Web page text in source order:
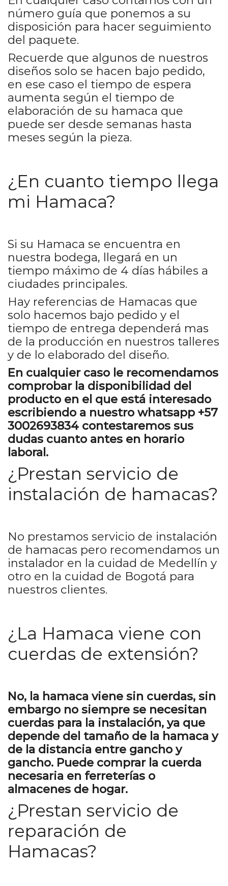
número guía que ponemos a su
disposición para hacer seguimiento
del paquete.
Recuerde que algunos de nuestros
diseños solo se hacen bajo pedido,
en ese caso el tiempo de espera
aumenta según el tiempo de
elaboración de su hamaca que
puede ser desde semanas hasta
meses según la pieza.
¿En cuanto tiempo llega
mi Hamaca?
Si su Hamaca se encuentra en
nuestra bodega, llegará en un
tiempo máximo de 4 días hábiles a
ciudades principales.
Hay referencias de Hamacas que
solo hacemos bajo pedido y el
tiempo de entrega dependerá mas
de la producción en nuestros talleres
y de lo elaborado del diseño.
En cualquier caso le recomendamos
comprobar la disponibilidad del
producto en el que está interesado
escribiendo a nuestro whatsapp +57
3002693834 contestaremos sus
dudas cuanto antes en horario
laboral.
¿Prestan servicio de
instalación de hamacas?
No prestamos servicio de instalación
de hamacas pero recomendamos un
instalador en la cuidad de Medellín y
otro en la cuidad de Bogotá para
nuestros clientes.
¿La Hamaca viene con
cuerdas de extensión?
No, la hamaca viene sin cuerdas, sin
embargo no siempre se necesitan
cuerdas para la instalación, ya que
depende del tamaño de la hamaca y
de la distancia entre gancho y
gancho. Puede comprar la cuerda
necesaria en ferreterías o
almacenes de hogar.
¿Prestan servicio de
reparación de
Hamacas?